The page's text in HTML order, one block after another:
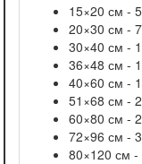
15×20 см -
20×30 см -
30×40 см -
36×48 см -
40×60 см -
51×68 см -
60×80 см -
72×96 см -
80×120 см -